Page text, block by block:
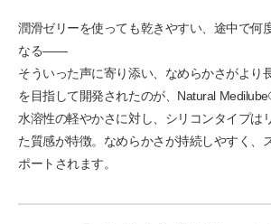
潤滑ゼリーを使っても乾きやすい、途中で何
なる――
そういった声に寄り添い、なめらかさがより
を目指して開発されたのが、Natural
水溶性の軽やかさに対し、シリコンタイプは
た質感が特徴。なめらかさが持続しやすく、
ポートされます。